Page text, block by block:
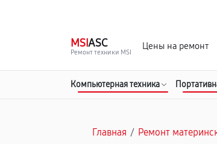
MSIASC
Ремонт техники MSI
Цены на ремонт
Компьютерная техника
Главная / Ремонт